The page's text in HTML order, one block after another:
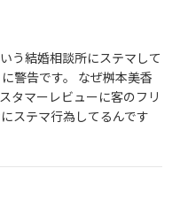
う結婚相談所にステマして
警告です。 なぜ桝本美香
タマーレビューに客のフリ
ステマ行為してるんです